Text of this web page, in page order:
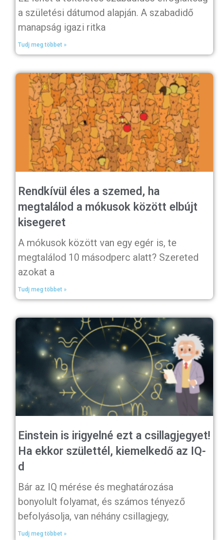
a születési dátumod alapján. A szabadidő
manapság igazi ritka
Tudj meg többet »
Rendkívül éles a szemed, ha
megtalálod a mókusok között elbújt
kisegeret
A mókusok között van egy egér is, te
megtalálod 10 másodperc alatt? Szereted
azokat a
Tudj meg többet »
Einstein is irigyelné ezt a csillagjegyet!
Ha ekkor születtél, kiemelkedő az IQ-
d
Bár az IQ mérése és meghatározása
bonyolult folyamat, és számos tényező
befolyásolja, van néhány csillagjegy,
Tudj meg többet »